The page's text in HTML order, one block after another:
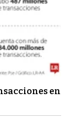
en